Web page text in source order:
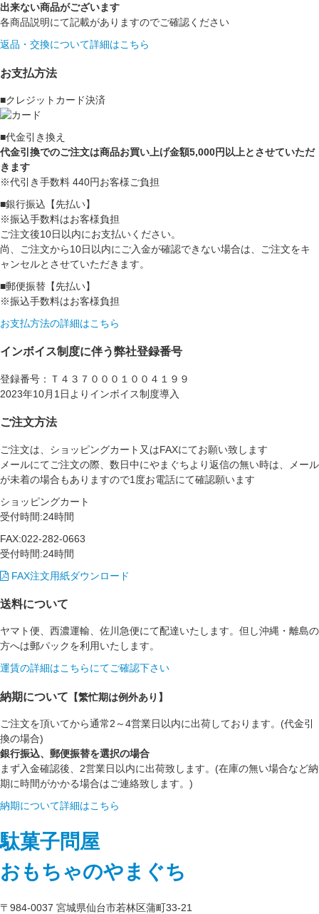
出来ない商品がございます
各商品説明にて記載がありますのでご確認ください
返品・交換について詳細はこちら
お支払方法
■クレジットカード決済
■代金引き換え
代金引換でのご注文は商品お買い上げ金額5,000円以上とさせていただ
きます
※代引き手数料 440円お客様ご負担
■銀行振込【先払い】
※振込手数料はお客様負担
ご注文後10日以内にお支払いください。
尚、ご注文から10日以内にご入金が確認できない場合は、ご注文をキ
ャンセルとさせていただきます。
■郵便振替【先払い】
※振込手数料はお客様負担
お支払方法の詳細はこちら
インボイス制度に伴う弊社登録番号
登録番号：Ｔ４３７０００１００４１９９
2023年10月1日よりインボイス制度導入
ご注文方法
ご注文は、ショッピングカート又はFAXにてお願い致します
メールにてご注文の際、数日中にやまぐちより返信の無い時は、メール
が未着の場合もありますので1度お電話にて確認願います
ショッピングカート
受付時間:24時間
FAX:022-282-0663
受付時間:24時間
FAX注文用紙ダウンロード
送料について
ヤマト便、西濃運輸、佐川急便にて配達いたします。但し沖縄・離島の
方へは郵パックを利用いたします。
運賃の詳細はこちらにてご確認下さい
納期について 【繁忙期は例外あり】
ご注文を頂いてから通常2～4営業日以内に出荷しております。(代金引
換の場合)
銀行振込、郵便振替を選択の場合
まず入金確認後、2営業日以内に出荷致します。(在庫の無い場合など納
期に時間がかかる場合はご連絡致します。)
納期について詳細はこちら
駄菓子問屋
おもちゃのやまぐち
〒984-0037 宮城県仙台市若林区蒲町33-21